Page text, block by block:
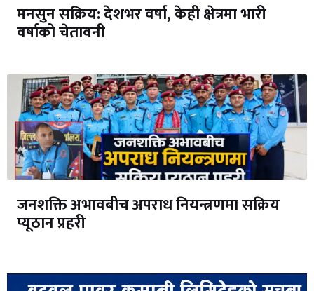
मनसुन सक्रिय: देशभर वर्षा, केही क्षेत्रमा भारी
वर्षाको चेतावनी
जनशक्ति अभावबीच अपराध नियन्त्रणमा सक्रिय
प्यूठान प्रहरी